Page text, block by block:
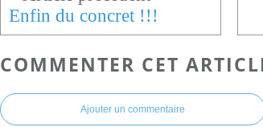
Enfin du concret !!!
COMMENTER CET
Ajouter un commentaire